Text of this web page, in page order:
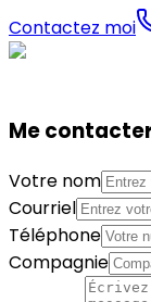
Contactez moi
Me
Votre nom
Courriel
Téléphone
Compagnie